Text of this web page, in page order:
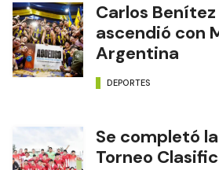
Carlos
ascendió con
Argentina
DEPORTES
Se completó
Torneo